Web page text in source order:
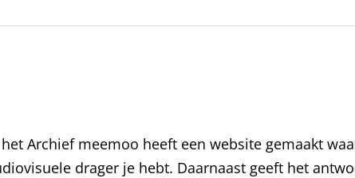
Archief meemoo heeft een website gemaakt
drager je hebt. Daarnaast geeft het